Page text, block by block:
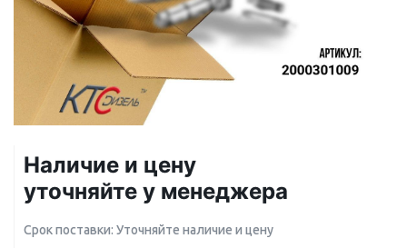
Наличие и цену
уточняйте у менеджера
Срок поставки: Уточняйте наличие и цену